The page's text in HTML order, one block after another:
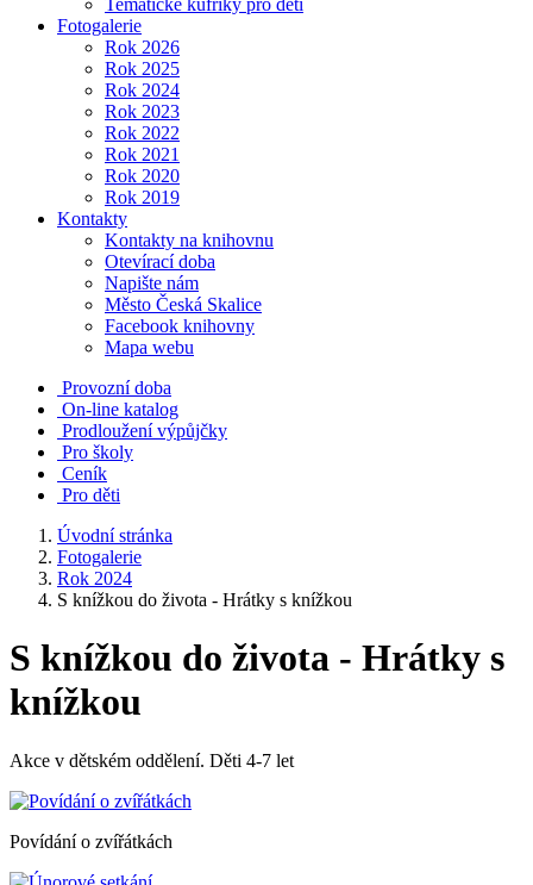
Tematické kufříky pro děti
Fotogalerie
Rok 2026
Rok 2025
Rok 2024
Rok 2023
Rok 2022
Rok 2021
Rok 2020
Rok 2019
Kontakty
Kontakty na knihovnu
Otevírací doba
Napište nám
Město Česká Skalice
Facebook knihovny
Mapa webu
Provozní doba
On-line katalog
Prodloužení výpůjčky
Pro školy
Ceník
Pro děti
Úvodní stránka
Fotogalerie
Rok 2024
S knížkou do života - Hrátky s knížkou
S knížkou do života - Hrátky s
knížkou
Akce v dětském oddělení. Děti 4-7 let
Povídání o zvířátkách